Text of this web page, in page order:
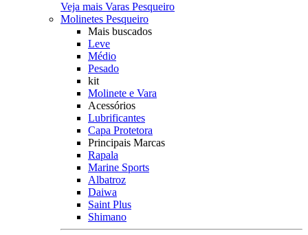
Veja mais Varas Pesqueiro
Molinetes Pesqueiro
Mais buscados
Leve
Médio
Pesado
kit
Molinete e Vara
Acessórios
Lubrificantes
Capa Protetora
Principais Marcas
Rapala
Marine Sports
Albatroz
Daiwa
Saint Plus
Shimano